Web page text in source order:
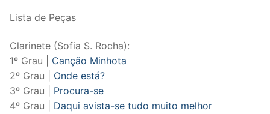
Lista de Peças
Clarinete (Sofia S. Rocha):
1º Grau | Canção Minhota
2º Grau | Onde está?
3º Grau | Procura-se
4º Grau | Daqui avista-se tudo muito melhor